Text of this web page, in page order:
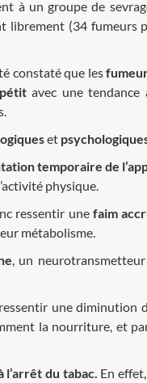
à un groupe de
(34 fumeurs
constaté que les
avec une tendance
et
temporaire de
physique.
ressentir une faim
métabolisme.
, un
une diminution
la nourriture, et
l’arrêt du tabac. En